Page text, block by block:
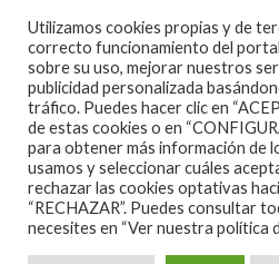
2007 COPYRIGHT -
Utilizamos cookies propias y de
correcto funcionamiento del
sobre su uso, mejorar nuestros
publicidad personalizada
tráfico. Puedes hacer clic en
de estas cookies o en
para obtener más información de
usamos y seleccionar cuáles
rechazar las cookies optativas
“RECHAZAR”. Puedes consultar
necesites en “Ver nuestra política